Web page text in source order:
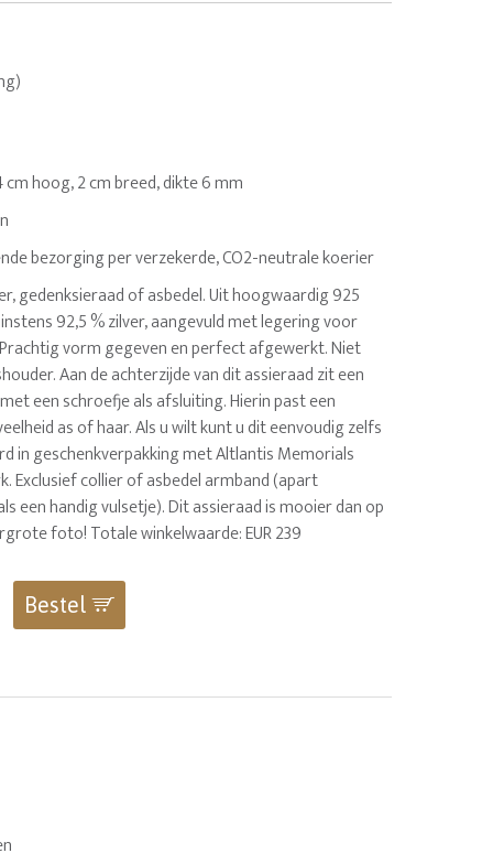
cm hoog, 2 cm breed, dikte 6 mm
bezorging per verzekerde, CO2-neutrale koerier
gedenksieraad of asbedel. Uit hoogwaardig 925
92,5 % zilver, aangevuld met legering voor
vorm gegeven en perfect afgewerkt. Niet
Aan de achterzijde van dit assieraad zit een
een schroefje als afsluiting. Hierin past een
as of haar. Als u wilt kunt u dit eenvoudig zelfs
in geschenkverpakking met Altlantis Memorials
Exclusief collier of asbedel armband (apart
een handig vulsetje). Dit assieraad is mooier dan op
foto! Totale winkelwaarde: EUR 239
Bestel